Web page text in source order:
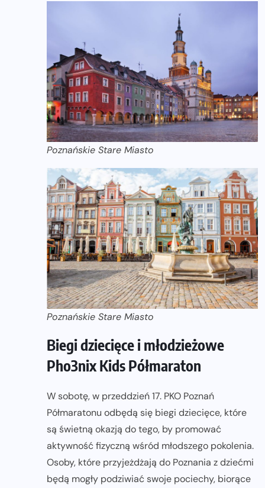
Poznańskie Stare Miasto
Poznańskie Stare Miasto
Biegi dziecięce i młodzieżowe
Pho3nix Kids Półmaraton
W sobotę, w przeddzień 17. PKO Poznań
Półmaratonu odbędą się biegi dziecięce, które
są świetną okazją do tego, by promować
aktywność fizyczną wśród młodszego pokolenia.
Osoby, które przyjeżdżają do Poznania z dziećmi
będą mogły podziwiać swoje pociechy, biorące